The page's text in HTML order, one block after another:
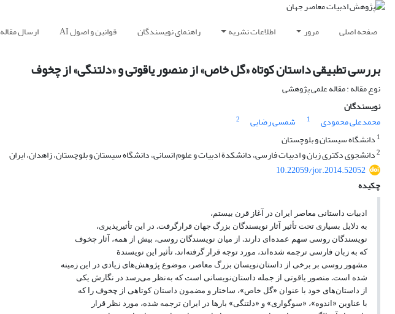
صفحه اصلی مرور اطلاعات نشریه راهنمای نویسندگان قوانین و اصول AI ارسال مقاله
بررسی تطبیقی داستان کوتاه «گل خاص» از منصور یاقوتی و «دلتنگی» از چخوف
نوع مقاله : مقاله علمی پژوهشی
نویسندگان
محمدعلی محمودی
1 شمسی رضایی
2
1 دانشگاه سیستان و بلوچستان
2دانشجوی دکتری زبان و ادبیات فارسی، دانشکدة ادبیات و علوم انسانی، دانشگاه سیستان و بلوچستان، زاهدان، ایران
10.22059/jor.2014.52052
چکیده
ادبیات داستانی معاصر ایران در آغاز قرن بیستم،
به دلایل بسیاری تحت تأثیر آثار نویسندگان بزرگ جهان قرارگرفت. در این تأثیرپذیری،
نویسندگان روسی سهم عمده‌ای دارند. از میان نویسندگان روسی، بیش از همه، آثار چخوف
که به زبان فارسی ترجمه شده‌اند، مورد توجه قرار گرفته‌اند. تأثیر این نویسندة
مشهور روسی بر برخی از داستان‌نویسان بزرگ معاصر، موضوع پژوهش‌های زیادی در این زمینه
شده است. منصور یاقوتی از جمله داستان‌نویسانی است که به‌نظر می‌رسد در نگارش یکی
از داستان‌های خود با عنوان «گل خاص»، ساختار و مضمون داستان کوتاهی از چخوف را که
با عناوین «اندوه»، «سوگواری» و «دلتنگی» بارها در ایران ترجمه شده، مورد نظر قرار